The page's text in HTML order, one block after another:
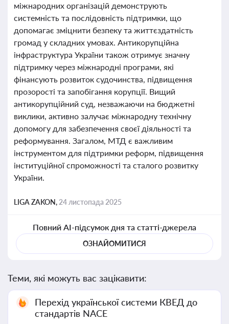
міжнародних організацій демонструють
системність та послідовність підтримки, що
допомагає зміцнити безпеку та життєздатність
громад у складних умовах. Антикорупційна
інфраструктура України також отримує значну
підтримку через міжнародні програми, які
фінансують розвиток судочинства, підвищення
прозорості та запобігання корупції. Вищий
антикорупційний суд, незважаючи на бюджетні
виклики, активно залучає міжнародну технічну
допомогу для забезпечення своєї діяльності та
реформування. Загалом, МТД є важливим
інструментом для підтримки реформ, підвищення
інституційної спроможності та сталого розвитку
України.
LIGA ZAKON, 24 листопада 2025
Повний AI-підсумок дня та статті-джерела
ОЗНАЙОМИТИСЯ
Теми, які можуть вас зацікавити:
Перехід української системи КВЕД до
стандартів NACE